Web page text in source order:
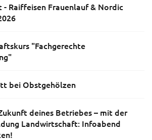
- Raiffeisen Frauenlauf & Nordic
"Fachgerechte
bei Obstgehölzen
deines Betriebes – mit der
Landwirtschaft: Infoabend